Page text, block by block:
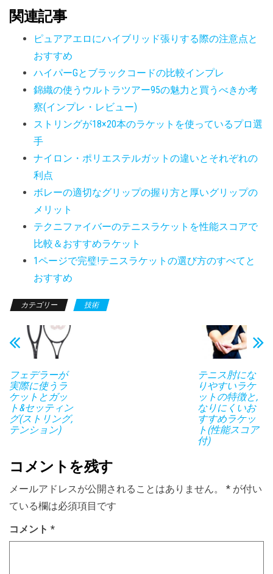
関連記事
ピュアアエロにハイブリッド張りする際の注意点と
おすすめ
ハイパーGとブラックコードの比較インプレ
錦織の使うウルトラツアー95の魅力と買うべきか考
察(インプレ・レビュー)
ストリングが18×20本のラケットを使っているプロ選
手
ナイロン・ポリエステルガットの違いとそれぞれの
利点
ボレーの適切なグリップの握り方と厚いグリップの
メリット
テクニファイバーのテニスラケットを性能スコアで
比較＆おすすめラケット
1ページで完璧!テニスラケットの選び方のすべてと
おすすめ
カテゴリー 技術
フェデラーが
実際に使うラ
ケットとガッ
ト&セッティン
グ(ストリング,
テンション)
テニス肘にな
りやすいラケ
ットの特徴と,
なりにくいお
すすめラケッ
ト(性能スコア
付)
コメントを残す
メールアドレスが公開されることはありません。 * が付い
ている欄は必須項目です
コメント *